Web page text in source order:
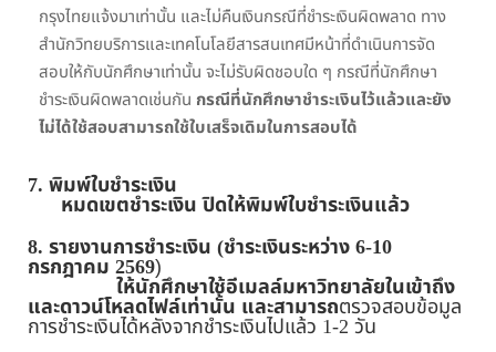
กรุงไทยแจ้งมาเท่านั้น และไม่คืนเงินกรณีที่ชำระเงินผิดพลาด ทาง
สำนักวิทยบริการและเทคโนโลยีสารสนเทศมีหน้าที่ดำเนินการจัด
สอบให้กับนักศึกษาเท่านั้น จะไม่รับผิดชอบใด ๆ กรณีที่นักศึกษา
ชำระเงินผิดพลาดเช่นกัน กรณีที่นักศึกษาชำระเงินไว้แล้วและยัง
ไม่ได้ใช้สอบสามารถใช้ใบเสร็จเดิมในการสอบได้
7. พิมพ์ใบชำระเงิน
หมดเขตชำระเงิน ปิดให้พิมพ์ใบชำระเงินแล้ว
8. รายงานการชำระเงิน (ชำระเงินระหว่าง 6-10
กรกฎาคม 2569)
ให้นักศึกษาใช้อีเมลล์มหาวิทยาลัยในเข้าถึง
และดาวน์โหลดไฟล์เท่านั้น และสามารถตรวจสอบข้อมูล
การชำระเงินได้หลังจากชำระเงินไปแล้ว 1-2 วัน